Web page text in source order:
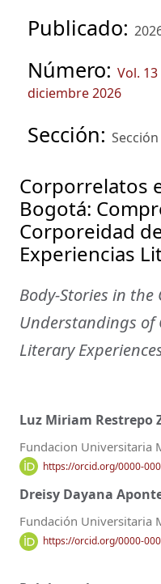
Publicado:
Número: Vol.
diciembre 2026
Sección:
Corporrelatos
Bogotá:
Corporeidad
Experiencias
Body-Stories in the
Understandings
Literary
Luz Miriam Restrepo
Fundacion Universitaria
https://orcid.org/0000-
Dreisy Dayana
Fundación Universitaria
https://orcid.org/0000-